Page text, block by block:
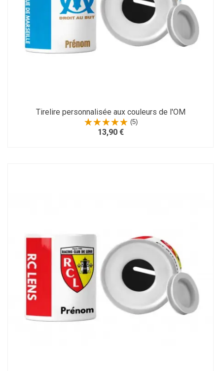
Tirelire personnalisée aux couleurs de l'OM
(5)
13,90 €